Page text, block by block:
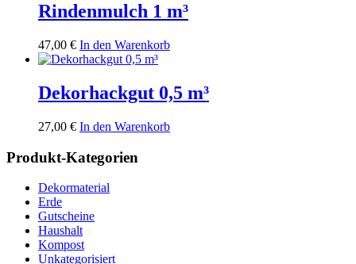
Rindenmulch 1 m³
47,00 € In den Warenkorb
Dekorhackgut 0,5 m³
27,00 € In den Warenkorb
Produkt-Kategorien
Dekormaterial
Erde
Gutscheine
Haushalt
Kompost
Unkategorisiert